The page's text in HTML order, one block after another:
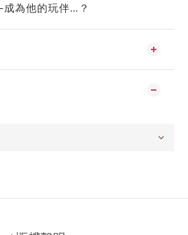
為他的玩伴…？